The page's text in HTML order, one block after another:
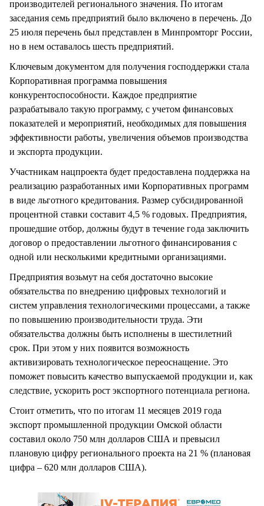
производителей регионального значения. По итогам
заседания семь предприятий было включено в перечень. До
25 июля перечень был представлен в Минпромторг России,
но в нем оставалось шесть предприятий.
Ключевым документом для получения господдержки стала
Корпоративная программа повышения
конкурентоспособности. Каждое предприятие
разрабатывало такую программу, с учетом финансовых
показателей и мероприятий, необходимых для повышения
эффективности работы, увеличения объемов производства
и экспорта продукции.
Участникам нацпроекта будет предоставлена поддержка на
реализацию разработанных ими Корпоративных программ
в виде льготного кредитования. Размер субсидированной
процентной ставки составит 4,5 % годовых. Предприятия,
прошедшие отбор, должны будут в течение года заключить
договор о предоставлении льготного финансирования с
одной или несколькими кредитными организациями.
Предприятия возьмут на себя достаточно высокие
обязательства по внедрению цифровых технологий и
систем управления технологическими процессами, а также
по повышению производительности труда. Эти
обязательства должны быть исполнены в шестилетний
срок. При этом у них появится возможность
активизировать технологическое переоснащение. Это
поможет повысить качество выпускаемой продукции и, как
следствие, ускорить рост экспортного потенциала региона.
Стоит отметить, что по итогам 11 месяцев 2019 года
экспорт промышленной продукции Омской области
составил около 750 млн долларов США и превысил
плановую цифру регионального проекта на 21 % (плановая
цифра – 620 млн долларов США).